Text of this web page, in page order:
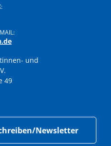
und
49
Newsletter